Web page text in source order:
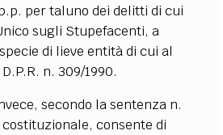
per taluno dei delitti di cui
sugli Stupefacenti, a
di lieve entità di cui al
n. 309/1990.
secondo la sentenza n.
costituzionale, consente di